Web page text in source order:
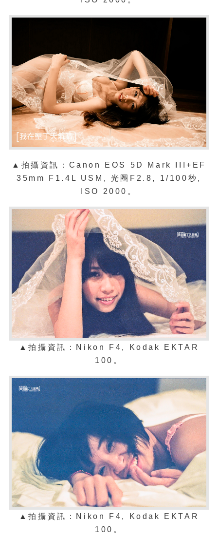
▲拍攝資訊：Canon EOS 5D Mark III+EF
35mm F1.4L USM, 光圈F2.8, 1/100秒,
ISO 2000。
▲拍攝資訊：Nikon F4,
Kodak EKTAR
100 。
▲拍攝資訊：Nikon F4,
Kodak EKTAR
100 。